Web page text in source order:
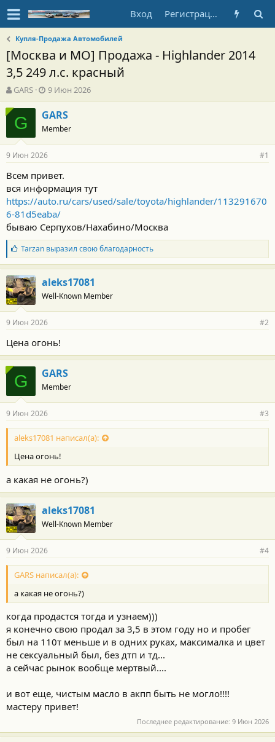
Вход Регистрация
Купля-Продажа Автомобилей
[Москва и МО] Продажа - Highlander 2014
3,5 249 л.с. красный
А
в
т
о
т
е
м
ы
GARS
Д
а
т
а
н
а
ч
а
л
а
9 Июн 2026
G GARS
Member
9 Июн 2026 #1
Всем привет.
вся информация тут
https://auto.ru/cars/used/sale/toyota/highlander/113291670
6-81d5eaba/
бываю Серпухов/Нахабино/Москва
Б
л
а
г
о
д
а
н
с
т
и
:
Tarzanвыразил свою благодарность
aleks17081
Well-Known Member
9 Июн 2026 #2
Цена огонь!
G GARS
Member
9 Июн 2026 #3
aleks17081 написал(а):
Цена огонь!
а какая не огонь?)
aleks17081
Well-Known Member
9 Июн 2026 #4
GARS написал(а):
а какая не огонь?)
когда продастся тогда и узнаем)))
я конечно свою продал за 3,5 в этом году но и пробег
был на 110т меньше и в одних руках, максималка и цвет
не сексуальный был, без дтп и тд...
а сейчас рынок вообще мертвый....
и вот еще, чистым масло в акпп быть не могло!!!!
мастеру привет!
Последнее редактирование: 9 Июн 2026